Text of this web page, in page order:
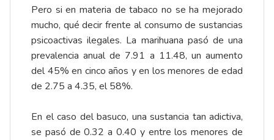
Pero si en materia de tabaco no se ha mejorado
mucho, qué decir frente al consumo de sustancias
psicoactivas ilegales. La marihuana pasó de una
prevalencia anual de 7.91 a 11.48, un aumento
del 45% en cinco años y en los menores de edad
de 2.75 a 4.35, el 58%.
En el caso del basuco, una sustancia tan adictiva,
se pasó de 0.32 a 0.40 y entre los menores de